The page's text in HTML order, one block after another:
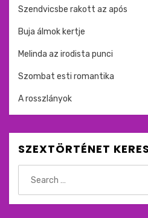
Szendvicsbe rakott az após
Buja álmok kertje
Melinda az irodista punci
Szombat esti romantika
A rosszlányok
SZEXTÖRTÉNET
for: